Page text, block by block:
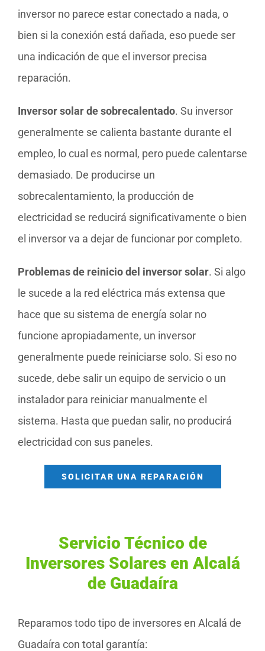
inversor no parece estar conectado a nada, o
bien si la conexión está dañada, eso puede ser
una indicación de que el inversor precisa
reparación.
Inversor solar de sobrecalentado. Su inversor
generalmente se calienta bastante durante el
empleo, lo cual es normal, pero puede calentarse
demasiado. De producirse un
sobrecalentamiento, la producción de
electricidad se reducirá significativamente o bien
el inversor va a dejar de funcionar por completo.
Problemas de reinicio del inversor solar. Si algo
le sucede a la red eléctrica más extensa que
hace que su sistema de energía solar no
funcione apropiadamente, un inversor
generalmente puede reiniciarse solo. Si eso no
sucede, debe salir un equipo de servicio o un
instalador para reiniciar manualmente el
sistema. Hasta que puedan salir, no producirá
electricidad con sus paneles.
SOLICITAR UNA REPARACIÓN
Servicio Técnico de
Inversores Solares en Alcalá
de Guadaíra
Reparamos todo tipo de inversores en Alcalá de
Guadaíra con total garantía: